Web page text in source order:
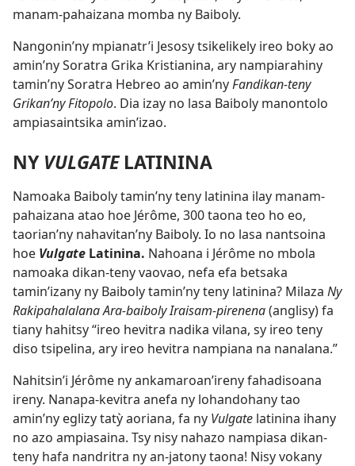
manam-pahaizana momba ny Baiboly.
Nangonin’ny mpianatr’i Jesosy tsikelikely ireo boky ao
amin’ny Soratra Grika Kristianina, ary nampiarahiny
tamin’ny Soratra Hebreo ao amin’nyFandikan-teny
Grikan’ny Fitopolo. Dia izay no lasa Baiboly manontolo
ampiasaintsika amin’izao.
NY VULGATELATININA
Namoaka Baiboly tamin’ny teny latinina ilay manam-
pahaizana atao hoe Jérôme, 300 taona teo ho eo,
taorian’ny nahavitan’ny Baiboly. Io no lasa nantsoina
hoe Vulgate Latinina. Nahoana i Jérôme no mbola
namoaka dikan-teny vaovao, nefa efa betsaka
tamin’izany ny Baiboly tamin’ny teny latinina? Milaza Ny
Rakipahalalana Ara-baiboly Iraisam-pirenena(anglisy) fa
tiany hahitsy “ireo hevitra nadika vilana, sy ireo teny
diso tsipelina, ary ireo hevitra nampiana na nanalana.”
Nahitsin’i Jérôme ny ankamaroan’ireny fahadisoana
ireny. Nanapa-kevitra anefa ny lohandohany tao
amin’ny eglizy tatỳ aoriana, fa ny Vulgate latinina ihany
no azo ampiasaina. Tsy nisy nahazo nampiasa dikan-
teny hafa nandritra ny an-jatony taona! Nisy vokany